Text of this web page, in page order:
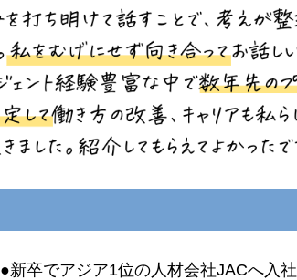
●新卒でアジア1位の人材会社JACへ入社